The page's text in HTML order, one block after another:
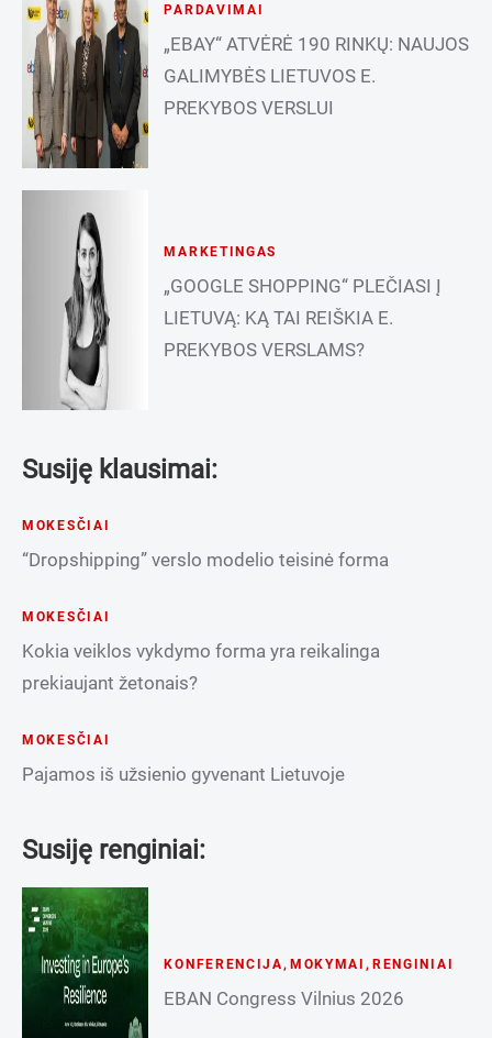
PARDAVIMAI
„EBAY“ ATVĖRĖ 190 RINKŲ: NAUJOS
GALIMYBĖS LIETUVOS E.
PREKYBOS VERSLUI
MARKETINGAS
„GOOGLE SHOPPING“ PLEČIASI Į
LIETUVĄ: KĄ TAI REIŠKIA E.
PREKYBOS VERSLAMS?
Susiję klausimai:
MOKESČIAI
“Dropshipping” verslo modelio teisinė forma
MOKESČIAI
Kokia veiklos vykdymo forma yra reikalinga
prekiaujant žetonais?
MOKESČIAI
Pajamos iš užsienio gyvenant Lietuvoje
Susiję renginiai:
KONFERENCIJA , MOKYMAI , RENGINIAI
EBAN Congress Vilnius 2026